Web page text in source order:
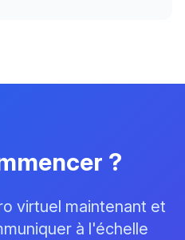
?
virtuel maintenant et
à l'échelle